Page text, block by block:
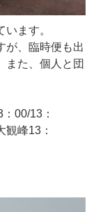
ます。
が、臨時便も出
また、個人と団
00/13：
峰13：